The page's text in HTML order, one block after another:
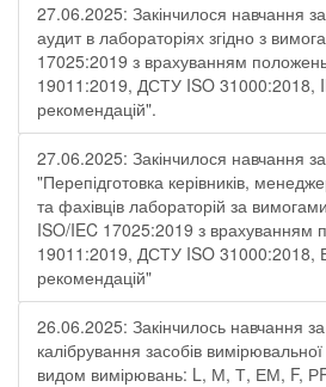
27.06.2025: Закінчилося навчання
аудит в лабораторіях згідно з
17025:2019 з врахуванням
19011:2019, ДСТУ ISO 31000:2018,
рекомендацій".
27.06.2025: Закінчилося навчання
"Перепідготовка керівників,
та фахівців лабораторій за
ISO/IEC 17025:2019 з
19011:2019, ДСТУ ISO 31000:2018,
рекомендацій"
26.06.2025: Закінчилось навчання
калібрування засобів
видом вимірювань: L, М, Т, ЕМ, F,